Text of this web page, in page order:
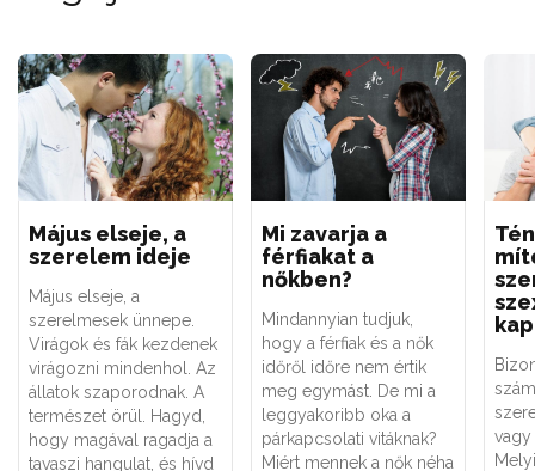
Május elseje, a
szerelem ideje
Május elseje, a
szerelmesek ünnepe.
Virágok és fák kezdenek
virágozni mindenhol. Az
állatok szaporodnak. A
természet örül. Hagyd,
hogy magával ragadja a
tavaszi hangulat, és hívd
Mi zavarja a
férfiakat a
nőkben?
Mindannyian tudjuk,
hogy a férfiak és a nők
időről időre nem értik
meg egymást. De mi a
leggyakoribb oka a
párkapcsolati vitáknak?
Miért mennek a nők néha
vagy